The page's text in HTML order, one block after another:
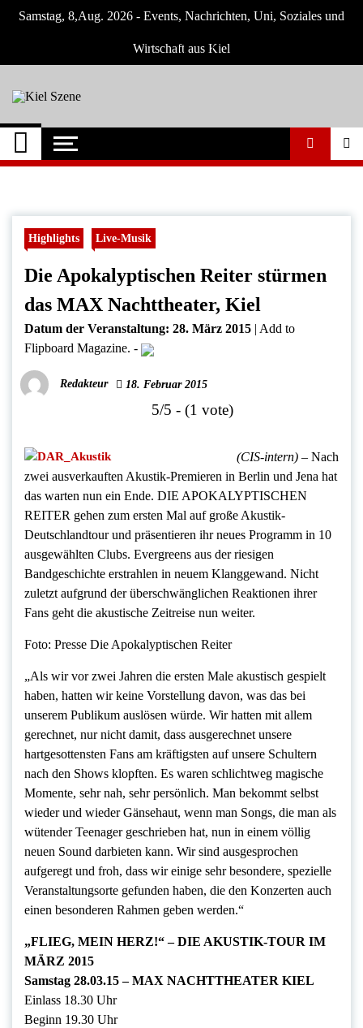
Skip
Samstag, 8,Aug. 2026 - Events, Nachrichten, Uni, Soziales und
Wirtschaft aus Kiel
Kiel Szene
Neuigkeiten und Nachrichten aus Kiel und
Umgebung
Highlights Live-Musik
Die Apokalyptischen Reiter stürmen
das MAX Nachttheater, Kiel
Datum der Veranstaltung: 28. März 2015 | Add to
Flipboard Magazine. -
Redakteur 18. Februar 2015
5/5 - (1 vote)
(CIS-intern)– Nach
zwei ausverkauften Akustik-Premieren in Berlin und Jena hat
das warten nun ein Ende. DIE APOKALYPTISCHEN
REITER gehen zum ersten Mal auf große Akustik-
Deutschlandtour und präsentieren ihr neues Programm in 10
ausgewählten Clubs. Evergreens aus der riesigen
Bandgeschichte erstrahlen in neuem Klanggewand. Nicht
zuletzt aufgrund der überschwänglichen Reaktionen ihrer
Fans geht die akustische Zeitreise nun weiter.
Foto: Presse Die Apokalyptischen Reiter
„Als wir vor zwei Jahren die ersten Male akustisch gespielt
haben, hatten wir keine Vorstellung davon, was das bei
unserem Publikum auslösen würde. Wir hatten mit allem
gerechnet, nur nicht damit, dass ausgerechnet unsere
hartgesottensten Fans am kräftigsten auf unsere Schultern
nach den Shows klopften. Es waren schlichtweg magische
Momente, sehr nah, sehr persönlich. Man bekommt selbst
wieder und wieder Gänsehaut, wenn man Songs, die man als
wütender Teenager geschrieben hat, nun in einem völlig
neuen Sound darbieten kann. Wir sind ausgesprochen
aufgeregt und froh, dass wir einige sehr besondere, spezielle
Veranstaltungsorte gefunden haben, die den Konzerten auch
einen besonderen Rahmen geben werden.“
„FLIEG, MEIN HERZ!“ – DIE AKUSTIK-TOUR IM
MÄRZ 2015
Samstag 28.03.15 – MAX NACHTTHEATER KIEL
Einlass 18.30 Uhr
Beginn 19.30 Uhr